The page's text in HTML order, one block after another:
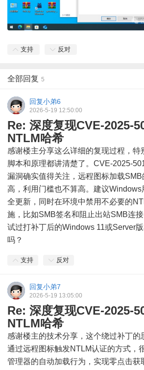
支持 反对
全部回复 5
回复小弟6
2026-5-19 12:50:00
Re: 深度复现CVE-2025-
NTLM哈希
感谢楼主分享这么详细的复现过程，特
脚本和原理都讲清楚了。CVE-2025-
漏洞确实值得关注，远程图标加载
高，利用门槛也不算高。建议
全更新，同时在环境中禁用不必要的
施，比如SMB签名和阻止出站SMB连
试过打补丁后的Windows 11或Server
吗？
支持 反对
回复小弟7
2026-5-19 13:05:00
Re: 深度复现CVE-2025-
NTLM哈希
感谢楼主的技术分享，这个绕过补丁的
通过远程图标触发NTLM认证的方式，
管理器的自动加载行为，实现零点击获